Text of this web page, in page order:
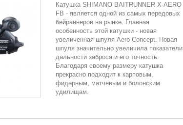
Катушка SHIMANO BAITRUNNER X-AERO
FB - является одной из самых передовых
бейраннеров на рынке. Главная
особенность этой катушки - новая
увеличенная шпуля Aero Concept. Новая
шпуля значительно увеличила показатели
дальности заброса и его точность.
Благодаря своему размеру катушка
прекрасно подходит к карповым,
фидерным, матчевым и болонским
удилищам.